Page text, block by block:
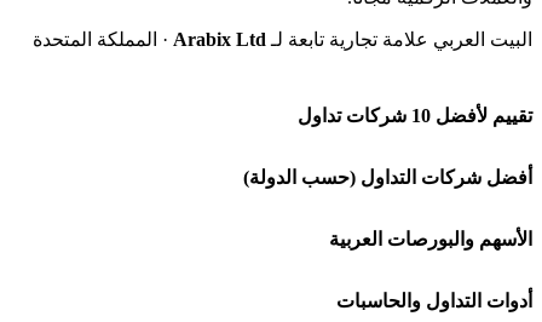
البيت العربي علامة تجارية تابعة لـ Arabix Ltd · المملكة المتحدة
تقييم لأفضل 10 شركات تداول
شركة Capital.com
افاتريد AvaTrade
اكسنس Exness
أفضل شركات التداول (حسب الدولة)
شركات تداول في السعودية
شركات تداول في الإمارات
الأسهم والبورصات العربية
🌍 كل البورصات العربية
أدوات التداول والحاسبات